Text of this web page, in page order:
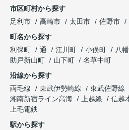
市区町村から探す
足利市
高崎市 太田市 佐野市
町名から探す
利保町
通 江川町 小俣町 八
助戸新山町
山下町
名草中町
沿線から探す
両毛線
東武伊勢崎線 東武佐野線
湘南新宿ライン高海
上越線 信越
上毛電鉄
駅から探す